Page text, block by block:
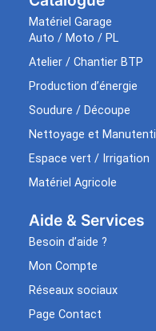
Matériel Garage
Auto / Moto / PL
Atelier / Chantier BTP
Production d’énergie
Soudure / Découpe
Nettoyage et
Espace vert / Irrigation
Matériel Agricole
Aide & Services​
Besoin d’aide ?
Mon Compte
Réseaux sociaux
Page Contact